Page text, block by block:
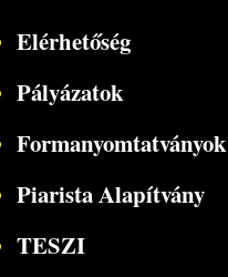
Elérhetőség
Pályázatok
Formanyomtatványok
Piarista Alapítvány
TESZI